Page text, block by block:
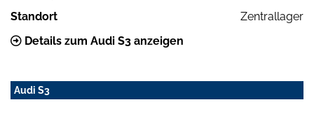
Standort
Zentrallager
Details zum Audi S3 anzeigen
Audi S3